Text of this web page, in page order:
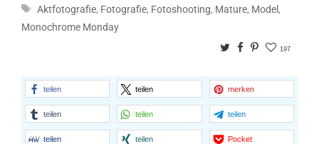
Schlagwörter
Aktfotografie, Fotografie, Fotoshooting, Mature, Model,
Monochrome Monday
TwitterFacebook
Pinterest
197
teilen teilen merken
teilen teilen teilen
teilen teilen Pocket